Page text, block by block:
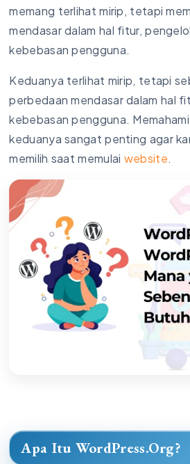
memang terlihat mirip, tetapi
mendasar dalam hal fitur,
kebebasan pengguna.
Keduanya terlihat mirip, tetapi
perbedaan mendasar dalam hal
kebebasan pengguna.
keduanya sangat penting agar
memilih saat memulai website.
Apa Itu WordPress.Org?